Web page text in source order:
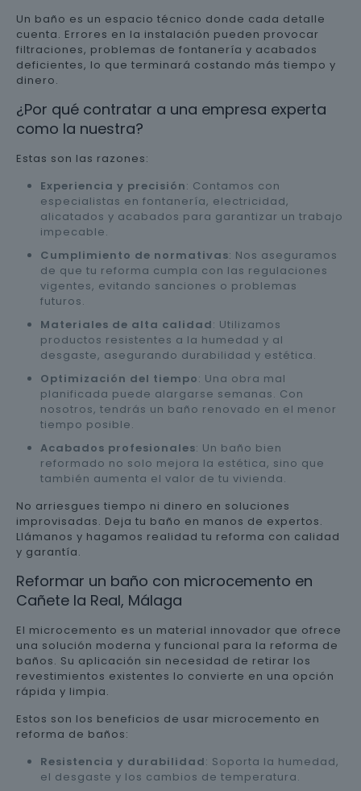
Un baño es un espacio técnico donde cada detalle
cuenta. Errores en la instalación pueden provocar
filtraciones, problemas de fontanería y acabados
deficientes, lo que terminará costando más tiempo y
dinero.
¿Por qué contratar a una empresa experta
como la nuestra?
Estas son las razones:
Experiencia y precisión: Contamos con
especialistas en fontanería, electricidad,
alicatados y acabados para garantizar un trabajo
impecable.
Cumplimiento de normativas: Nos aseguramos
de que tu reforma cumpla con las regulaciones
vigentes, evitando sanciones o problemas
futuros.
Materiales de alta calidad: Utilizamos
productos resistentes a la humedad y al
desgaste, asegurando durabilidad y estética.
Optimización del tiempo: Una obra mal
planificada puede alargarse semanas. Con
nosotros, tendrás un baño renovado en el menor
tiempo posible.
Acabados profesionales: Un baño bien
reformado no solo mejora la estética, sino que
también aumenta el valor de tu vivienda.
No arriesgues tiempo ni dinero en soluciones
improvisadas. Deja tu baño en manos de expertos.
Llámanos y hagamos realidad tu reforma con calidad
y garantía.
Reformar un baño con microcemento en
Cañete la Real, Málaga
El microcemento es un material innovador que ofrece
una solución moderna y funcional para la reforma de
baños. Su aplicación sin necesidad de retirar los
revestimientos existentes lo convierte en una opción
rápida y limpia.
Estos son los beneficios de usar microcemento en
reforma de baños:
Resistencia y durabilidad: Soporta la humedad,
el desgaste y los cambios de temperatura.